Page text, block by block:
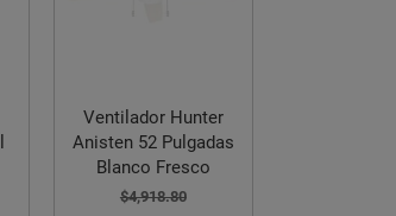
Ventilador Hunter
Anisten 52 Pulgadas
Blanco Fresco
$4,918.80